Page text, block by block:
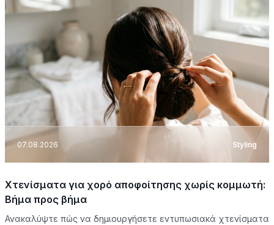
07.08.2026 Styling
Χτενίσματα για χορό αποφοίτησης χωρίς κομμωτή:
Βήμα προς βήμα
Ανακαλύψτε πώς να δημιουργήσετε εντυπωσιακά χτενίσματα